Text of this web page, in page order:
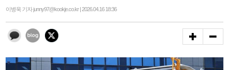
이병욱 기자 junny97@kookje.co.kr | 2026.04.16 18:36